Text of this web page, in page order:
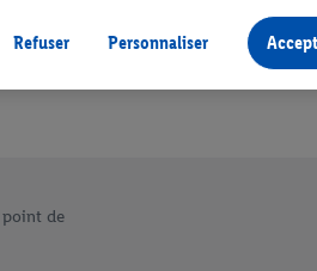
de
d’un webshop mais sans procéder à
services de Lidl si plusieurs
e-mail hachée et, le cas échéant,
technologies nécessaires. En cliquant
Vous trouverez de plus
Refuser Personnaliser